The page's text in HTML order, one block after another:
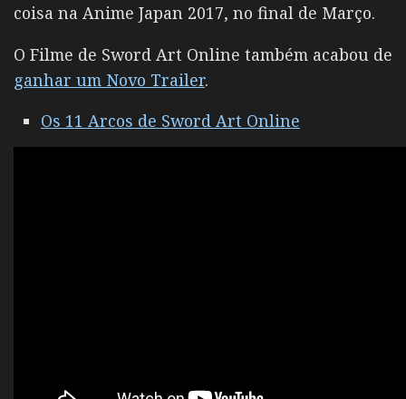
coisa na Anime Japan 2017, no final de Março.
O Filme de Sword Art Online também acabou de
ganhar um Novo Trailer.
Os 11 Arcos de Sword Art Online